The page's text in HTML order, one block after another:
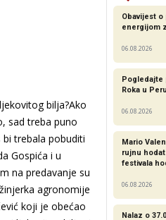
bilja?Ako
sad treba puno
trebala pobuditi
Gospića i u
na predavanje su
agronomije
koji je obećao
Obavijest
energijom
06.08.2026
Pogledajte
Roka u
06.08.2026
Mario
rujnu
festivala
06.08.2026
Nalaz o